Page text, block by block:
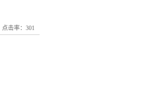
点击率：301